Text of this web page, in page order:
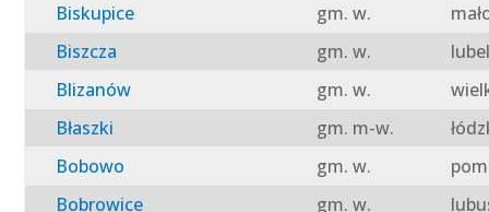
Biskupice
gm. w.
Biszcza
gm. w.
Blizanów
gm. w.
Błaszki
gm. m-w.
Bobowo
gm. w.
Bobrowice
gm. w.